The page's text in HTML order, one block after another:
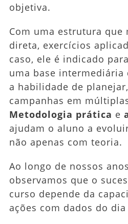
objetiva.
Com uma estrutura que
direta, exercícios
caso, ele é indicado
uma base intermediária
a habilidade de
campanhas em
Metodologia prática e
ajudam o aluno a
não apenas com teoria.
Ao longo de nossos
observamos que o
curso depende da
ações com dados do